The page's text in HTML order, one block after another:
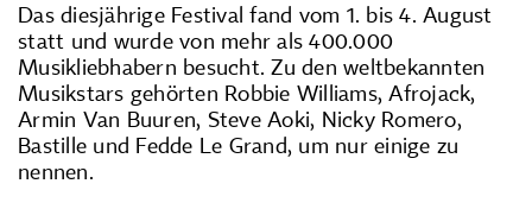
Das diesjährige Festival fand vom 1. bis 4. August
statt und wurde von mehr als 400.000
Musikliebhabern besucht. Zu den weltbekannten
Musikstars gehörten Robbie Williams, Afrojack,
Armin Van Buuren, Steve Aoki, Nicky Romero,
Bastille und Fedde Le Grand, um nur einige zu
nennen.